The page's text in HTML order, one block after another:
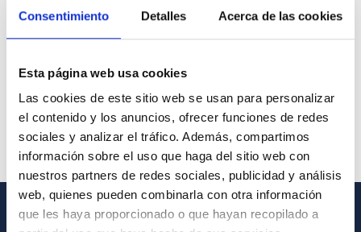
Consentimiento Detalles Acerca de las cookies
Esta página web usa cookies
Las cookies de este sitio web se usan para personalizar
el contenido y los anuncios, ofrecer funciones de redes
sociales y analizar el tráfico. Además, compartimos
información sobre el uso que haga del sitio web con
nuestros partners de redes sociales, publicidad y análisis
web, quienes pueden combinarla con otra información
que les haya proporcionado o que hayan recopilado a